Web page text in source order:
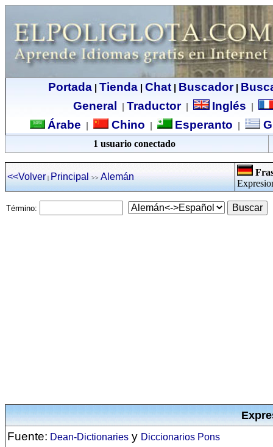
Portada| Tienda| Chat| Buscador|
General
Traductor| Inglés
Árabe Chino Esperanto
1 usuario conectado
<<Volver | Principal >> Alemán
Término:
Fuente: Dean-Dictionaries y Diccionarios Pons